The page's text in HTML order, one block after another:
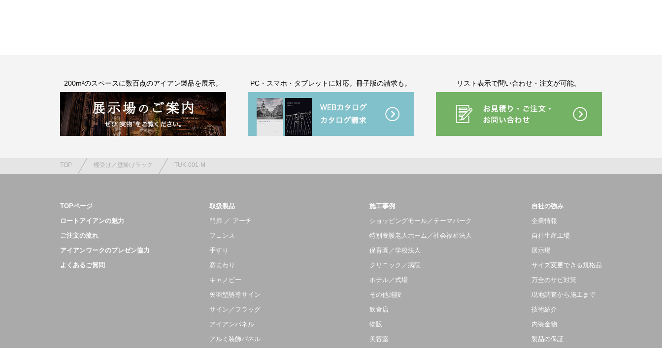
200m²のスペースに数百点のアイアン製品を展示。 PC・スマホ・タブレットに対応。冊子版の請求も。 リスト表示で問い合わせ・注文が可能。
TOP 棚受け／壁掛けラック TUK-001-M
TOPページ
ロートアイアンの魅力
ご注文の流れ
アイアンワークのプレゼン協力
よくあるご質問
取扱製品
門扉 ／ アーチ
フェンス
手すり
窓まわり
キャノピー
矢羽型誘導サイン
サイン／フラッグ
アイアンパネル
アルミ装飾パネル
施工事例
ショッピングモール／テーマパーク
特別養護老人ホーム／社会福祉法人
保育園／学校法人
クリニック／病院
ホテル／式場
その他施設
飲食店
物販
美容室
自社の強み
企業情報
自社生産工場
展示場
サイズ変更できる規格品
万全のサビ対策
現地調査から施工まで
技術紹介
内装金物
製品の保証